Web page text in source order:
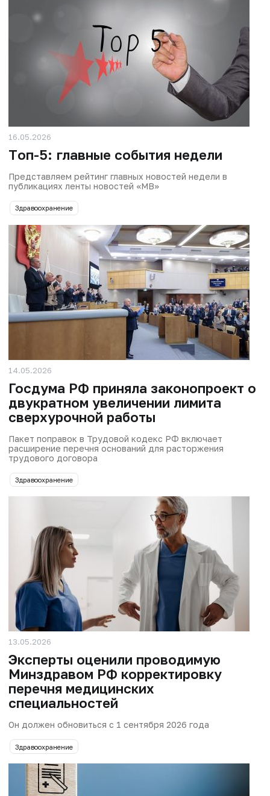
16.05.2026
Tоп-5: главные события недели
Представляем рейтинг главных новостей недели в
публикациях ленты новостей «МВ»
Здравоохранение
14.05.2026
Госдума РФ приняла законопроект о
двукратном увеличении лимита
сверхурочной работы
Пакет поправок в Трудовой кодекс РФ включает
расширение перечня оснований для расторжения
трудового договора
Здравоохранение
13.05.2026
Эксперты оценили проводимую
Минздравом РФ корректировку
перечня медицинских
специальностей
Он должен обновиться с 1 сентября 2026 года
Здравоохранение